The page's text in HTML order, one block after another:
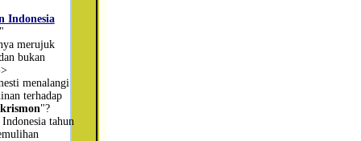
Indonesia
merujuk
bukan
menalangi
terhadap
krismon"?
tahun